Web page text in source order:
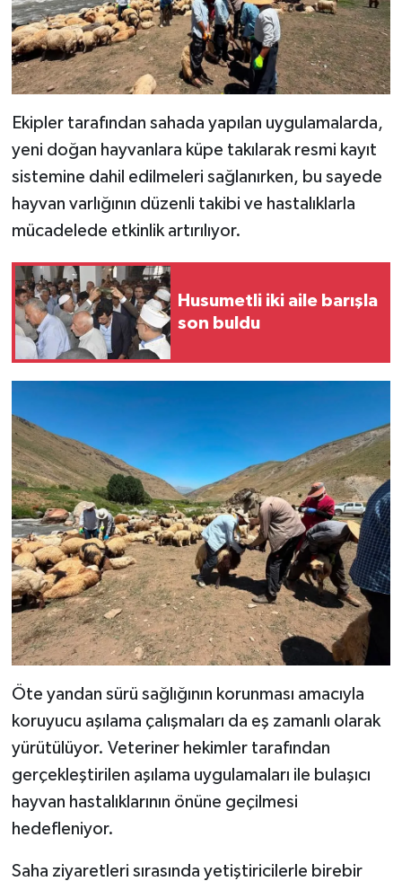
Ekipler tarafından sahada yapılan uygulamalarda,
yeni doğan hayvanlara küpe takılarak resmi kayıt
sistemine dahil edilmeleri sağlanırken, bu sayede
hayvan varlığının düzenli takibi ve hastalıklarla
mücadelede etkinlik artırılıyor.
Husumetli iki aile barışla
son buldu
Öte yandan sürü sağlığının korunması amacıyla
koruyucu aşılama çalışmaları da eş zamanlı olarak
yürütülüyor. Veteriner hekimler tarafından
gerçekleştirilen aşılama uygulamaları ile bulaşıcı
hayvan hastalıklarının önüne geçilmesi
hedefleniyor.
Saha ziyaretleri sırasında yetiştiricilerle birebir